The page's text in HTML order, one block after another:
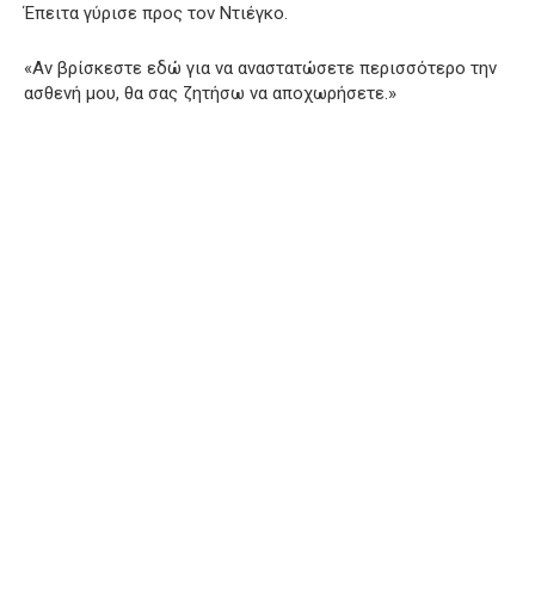
Έπειτα γύρισε προς τον Ντιέγκο.
«Αν βρίσκεστε εδώ για να αναστατώσετε περισσότερο την
ασθενή μου, θα σας ζητήσω να αποχωρήσετε.»